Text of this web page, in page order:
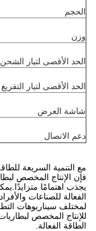
الحجم
وزن
الحد الأقصى لتيار الشحن
الحد الأقصى لتيار التفريغ
شاشة العرض
دعم الاتصال
مع التنمية السريعة
فإن الإنتاج المخصص
يجذب اهتمامًا
الفعالة للصناعات
لمختلف سيناريوهات
للإنتاج المخصص لبطاريات
الطاقة الفعالة.